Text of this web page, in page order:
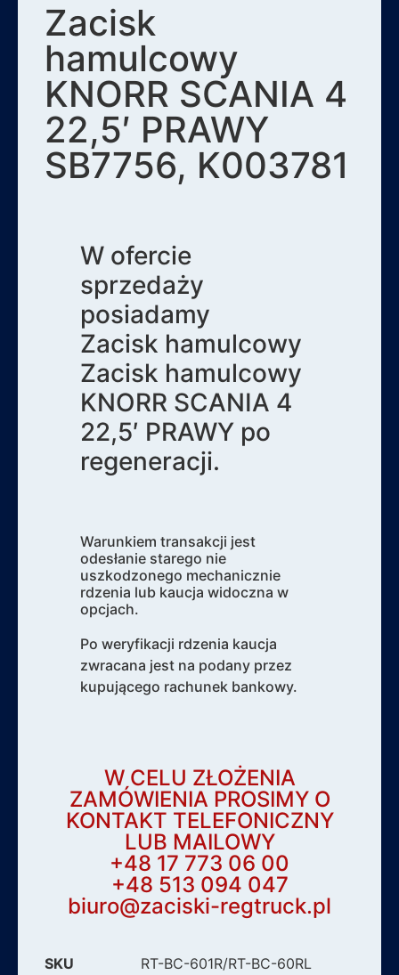
Zacisk
hamulcowy
KNORR SCANIA 4
22,5′ PRAWY
SB7756, K003781
W ofercie
sprzedaży
posiadamy
Zacisk hamulcowy
Zacisk hamulcowy
KNORR SCANIA 4
22,5′ PRAWY po
regeneracji.
Warunkiem transakcji jest
odesłanie starego nie
uszkodzonego mechanicznie
rdzenia lub kaucja widoczna w
opcjach.
Po weryfikacji rdzenia kaucja
zwracana jest na podany przez
kupującego rachunek bankowy.
W CELU ZŁOŻENIA
ZAMÓWIENIA PROSIMY O
KONTAKT TELEFONICZNY
LUB MAILOWY
+48 17 773 06 00
+48 513 094 047
biuro@zaciski-regtruck.pl
SKU
RT-BC-601R/RT-BC-60RL